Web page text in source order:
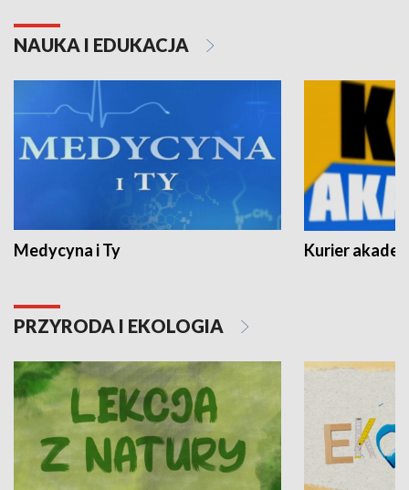
NAUKA I EDUKACJA
Medycyna i Ty Kurier
PRZYRODA I EKOLOGIA